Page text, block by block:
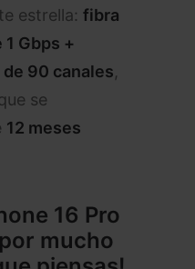
estrella: fibra
Gbps +
90 canales,
se
12 meses
16 Pro
mucho